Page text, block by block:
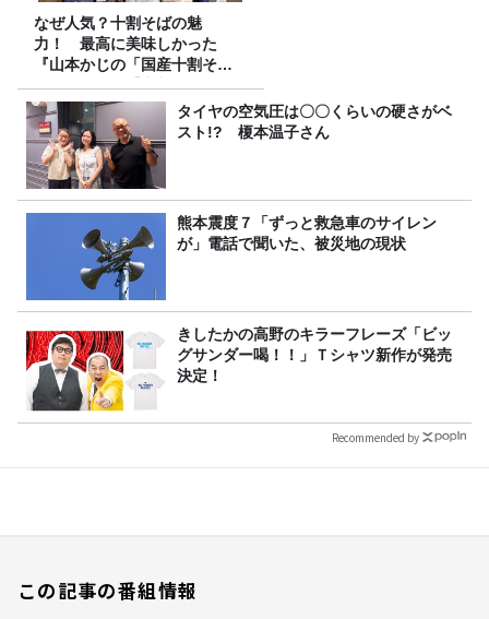
なぜ人気？十割そばの魅
力！ 最高に美味しかった
『山本かじの「国産十割そ
ば」』とは？【十割そば10種
食べ比べ】
タイヤの空気圧は〇〇くらいの硬さがベ
スト!? 榎本温子さん
熊本震度７「ずっと救急車のサイレン
が」電話で聞いた、被災地の現状
きしたかの高野のキラーフレーズ「ビッ
グサンダー喝！！」Ｔシャツ新作が発売
決定！
Recommended by
この記事の番組情報